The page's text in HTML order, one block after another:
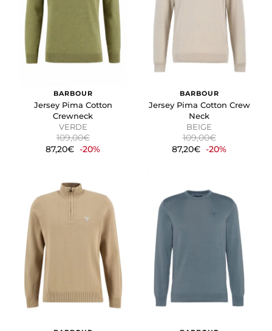
BARBOUR
Jersey Pima Cotton
Crewneck
VERDE
109,00€
87,20€ -20%
BARBOUR
Jersey Pima Cotton Crew
Neck
BEIGE
109,00€
87,20€ -20%
CONFIGURACIÓN DE COOKIES